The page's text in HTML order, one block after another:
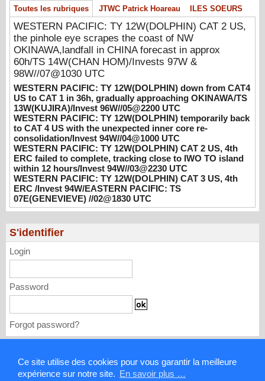
Ce site utilise des cookies pour vous garantir la meilleure
expérience sur notre site. En savoir plus …
WESTERN PACIFIC: TY 12W(DOLPHIN)
down from CAT4 US to CAT 1 in 36h,
gradually approaching OKINAWA/TS
13W(KUJIRA)/Invest 96W//05@2200 UTC
08/06/2026 -PATRICK HOAREAU
WESTERN PACIFIC: TY 12W(DOLPHIN)
temporarily back to CAT 4 US with the
unexpected inner core re-
consolidation/Invest 94W//04@1000 UTC
08/04/2026 -PATRICK HOAREAU
WESTERN PACIFIC: TY 12W(DOLPHIN)
CAT 2 US, 4th ERC failed to complete,
tracking close to IWO TO island within 12
hours/Invest 94W//03@2230 UTC
08/04/2026 -PATRICK HOAREAU
WESTERN PACIFIC: TY 12W(DOLPHIN)
PACIFIC: TS 07E(GENEVIEVE) //02@1830
UTC
08/02/2026 -PATRICK HOAREAU
Toutes les rubriques JTWC Patrick Hoareau ILES SOEURS
WESTERN PACIFIC: TY 12W(DOLPHIN) CAT 2 US,
the pinhole eye scrapes the coast of NW
OKINAWA,landfall in CHINA forecast in approx
60h/TS 14W(CHAN HOM)/Invests 97W &
98W//07@1030 UTC
WESTERN PACIFIC: TY 12W(DOLPHIN) down from CAT4
US to CAT 1 in 36h, gradually approaching OKINAWA/TS
13W(KUJIRA)/Invest 96W//05@2200 UTC
WESTERN PACIFIC: TY 12W(DOLPHIN) temporarily back
to CAT 4 US with the unexpected inner core re-
consolidation/Invest 94W//04@1000 UTC
WESTERN PACIFIC: TY 12W(DOLPHIN) CAT 2 US, 4th
ERC failed to complete, tracking close to IWO TO island
within 12 hours/Invest 94W//03@2230 UTC
WESTERN PACIFIC: TY 12W(DOLPHIN) CAT 3 US, 4th
ERC /Invest 94W/EASTERN PACIFIC: TS
07E(GENEVIEVE) //02@1830 UTC
S'identifier
Login
Password
Forgot password?
Mentions légales